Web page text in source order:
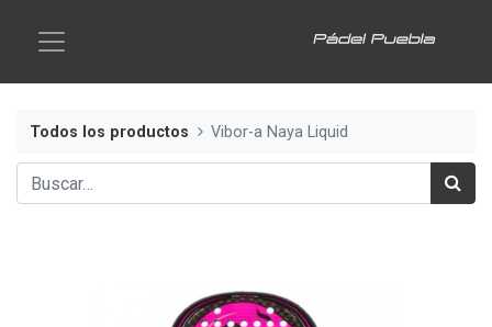
Todos los productos Vibor-a Naya Liquid